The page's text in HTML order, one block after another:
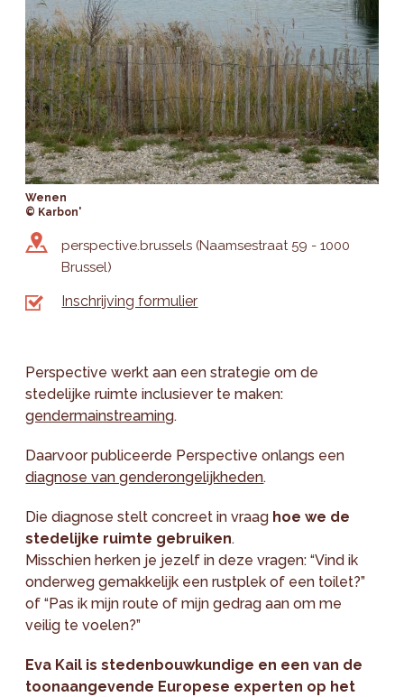
Wenen
© Karbon'
perspective.brussels (Naamsestraat 59 - 1000
Brussel)
Inschrijving formulier
Perspective werkt aan een strategie om de
stedelijke ruimte inclusiever te maken:
gendermainstreaming.
Daarvoor publiceerde Perspective onlangs een
diagnose van genderongelijkheden.
Die diagnose stelt concreet in vraag hoe we de
stedelijke ruimte gebruiken.
Misschien herken je jezelf in deze vragen: “Vind ik
onderweg gemakkelijk een rustplek of een toilet?”
of “Pas ik mijn route of mijn gedrag aan om me
veilig te voelen?”
Eva Kail is stedenbouwkundige en een van de
toonaangevende Europese experten op het